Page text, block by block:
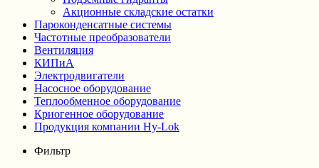
Акционные складские остатки
Пароконденсатные системы
Частотные преобразователи
Вентиляция
КИПиА
Электродвигатели
Насосное оборудование
Теплообменное оборудование
Криогенное оборудование
Продукция компании Hy-Lok
Фильтр